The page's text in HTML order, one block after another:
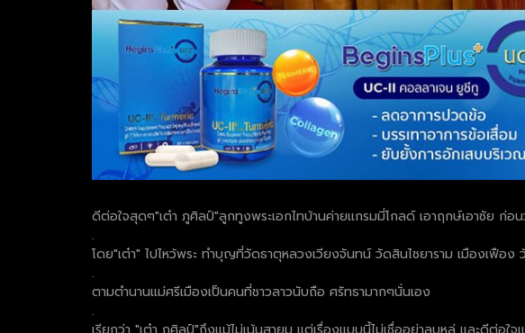
ดีต่อใจสุดๆ"เต๋า ภูศิลป์"ลูกทูงพระเอกไทบ้านค่ายแกรมมี่โกลด์ เอาฤกษ์เอาชัย ก่
.
โดย"เต๋า" ไปไหว้พระ ทำบุญที่วัดธาตุหลวงเวียงจันทน์ วัดสินไชยาราม เมืองเฟือ
.
ตามตำนานแม่ศรีเมืองเป็นคนที่ชาวลาวนับถือ ศรัทธามากๆนั่นเอง
.